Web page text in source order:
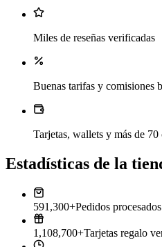
Miles de reseñas verificadas
Buenas tarifas y comisiones
Tarjetas, wallets y más de
Estadísticas de la
591,300+Pedidos procesados
1,108,700+Tarjetas regalo